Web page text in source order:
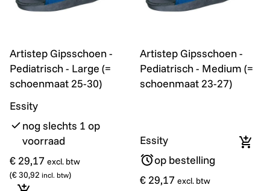
Artistep Gipsschoen -
Pediatrisch - Large (=
schoenmaat 25-30)
Essity
nog slechts 1 op
voorraad
€ 29,17 excl. btw
(€ 30,92 incl. btw)
Artistep Gipsschoen -
Pediatrisch - Medium (=
schoenmaat 23-27)
Essity
op bestelling
€ 29,17 excl. btw
In